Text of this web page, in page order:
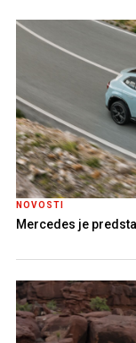
NOVOSTI
Mercedes je